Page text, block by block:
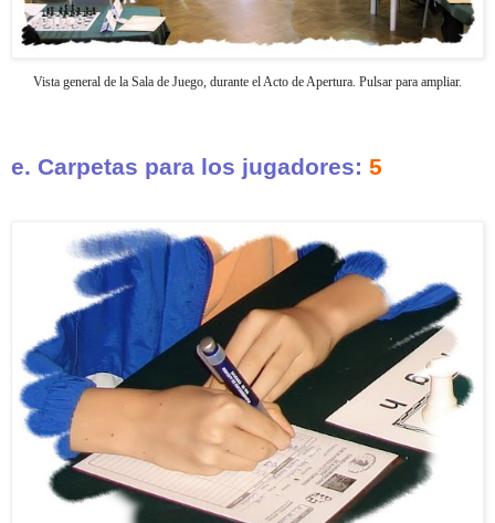
Vista general de la Sala de Juego, durante el Acto de Apertura. Pulsar para ampliar.
e. Carpetas para los jugadores: 5